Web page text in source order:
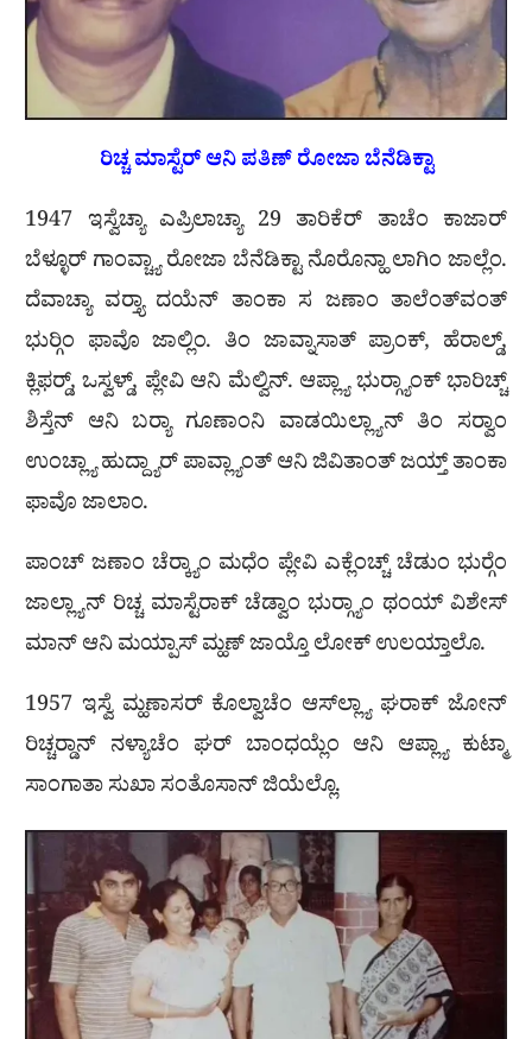
ರಿಚ್ಚ ಮಾಸ್ಟೆರ್ ಆನಿ ಪತಿಣ್ ರೋಜಾ ಬೆನೆಡಿಕ್ಟಾ
1947 ಇಸ್ವೆಚ್ಯಾ ಎಪ್ರಿಲಾಚ್ಯಾ 29 ತಾರಿಕೆರ್ ತಾಚೆಂ ಕಾಜಾರ್
ಬೆಳ್ಳೂರ್ ಗಾಂವ್ಚ್ಯಾ ರೋಜಾ ಬೆನೆಡಿಕ್ಟಾ ನೊರೊನ್ಹಾ ಲಾಗಿಂ ಜಾಲ್ಲೆಂ.
ದೆವಾಚ್ಯಾ ವರ‍್ತ್ಯಾ ದಯೆನ್ ತಾಂಕಾ ಸ ಜಣಾಂ ತಾಲೆಂತ್‌ವಂತ್
ಭುರ‍್ಗಿಂ ಫಾವೊ ಜಾಲ್ಲಿಂ. ತಿಂ ಜಾವ್ನಾಸಾತ್ ಪ್ರಾಂಕ್, ಹೆರಾಲ್ಡ್,
ಕ್ಲಿಫರ‍್ಡ್, ಒಸ್ವಳ್ಡ್, ಪ್ಲೇವಿ ಆನಿ ಮೆಲ್ವಿನ್. ಆಪ್ಲ್ಯಾ ಭುರ‍್ಗ್ಯಾಂಕ್ ಭಾರಿಚ್ಚ್
ಶಿಸ್ತೆನ್ ಆನಿ ಬರ‍್ಯಾ ಗೂಣಾಂನಿ ವಾಡಯಿಲ್ಲ್ಯಾನ್ ತಿಂ ಸರ‍್ವಾಂ
ಉಂಚ್ಲ್ಯಾ ಹುದ್ದ್ಯಾರ್ ಪಾವ್ಲ್ಯಾಂತ್ ಆನಿ ಜಿವಿತಾಂತ್ ಜಯ್ತ್ ತಾಂಕಾ
ಫಾವೊ ಜಾಲಾಂ.
ಪಾಂಚ್ ಜಣಾಂ ಚೆರ‍್ಕ್ಯಾಂ ಮಧೆಂ ಪ್ಲೇವಿ ಎಕ್ಲೆಂಚ್ಚ್ ಚೆಡುಂ ಭುರ‍್ಗೆಂ
ಜಾಲ್ಲ್ಯಾನ್ ರಿಚ್ಚ ಮಾಸ್ಟೆರಾಕ್ ಚೆಡ್ವಾಂ ಭುರ‍್ಗ್ಯಾಂ ಥಂಯ್ ವಿಶೇಸ್
ಮಾನ್ ಆನಿ ಮಯ್ಪಾಸ್ ಮ್ಹಣ್ ಜಾಯ್ತೊ ಲೋಕ್ ಉಲಯ್ತಾಲೊ.
1957 ಇಸ್ವೆ ಮ್ಹಣಾಸರ್ ಕೊಲ್ವಾಚೆಂ ಆಸ್‌ಲ್ಲ್ಯಾ ಘರಾಕ್ ಜೋನ್
ರಿಚ್ಚರ‍್ಡಾನ್ ನಳ್ಯಾಚೆಂ ಘರ್ ಬಾಂಧಯ್ಲೆಂ ಆನಿ ಆಪ್ಲ್ಯಾ ಕುಟ್ಮಾ
ಸಾಂಗಾತಾ ಸುಖಾ ಸಂತೊಸಾನ್ ಜಿಯೆಲ್ಲೊ.